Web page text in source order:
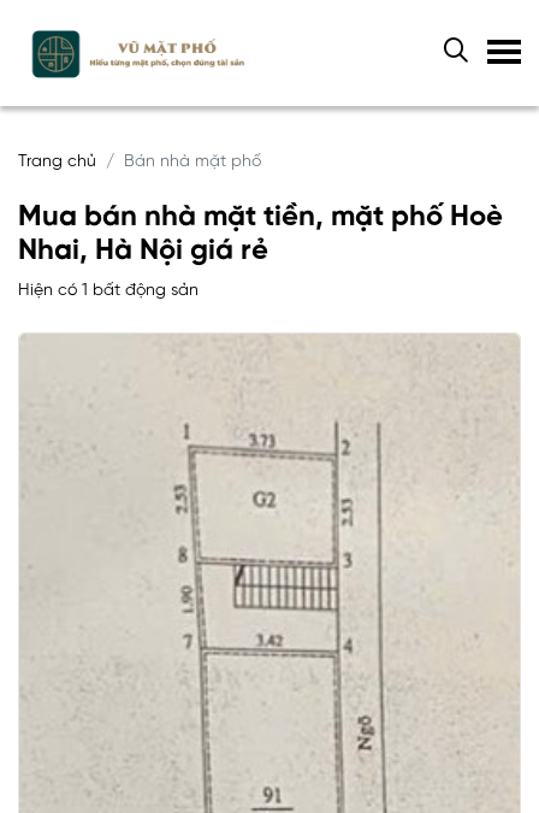
Trang chủ Bán nhà mặt phố
Mua bán nhà mặt tiền, mặt phố Hoè
Nhai, Hà Nội giá rẻ
Hiện có 1 bất động sản